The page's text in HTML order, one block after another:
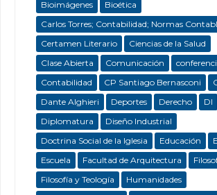
Bioimágenes
Bioética
Carlos Torres; Contabilidad; Normas
Certamen Literario
Ciencias de la Salud
Clase Abierta
Comunicación
Contabilidad
CP Santiago Bernasconi
Dante Alghieri
Deportes Derecho
DI
Diplomatura
Diseño Industrial
Doctrina Social de la Iglesia
Educación
Escuela
Facultad de Arquitectura
Filosofía y Teología
Humanidades